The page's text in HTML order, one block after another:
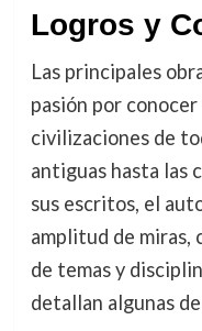
Logros y
Las principales
pasión por
civilizaciones de
antiguas hasta las
sus escritos, el
amplitud de miras,
de temas y
detallan algunas